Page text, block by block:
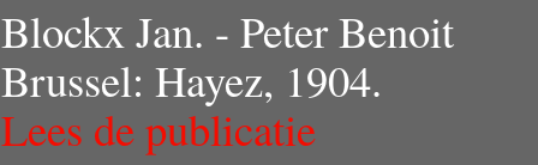
Blockx Jan. - Peter Benoit
Brussel: Hayez, 1904.
Lees de publicatie